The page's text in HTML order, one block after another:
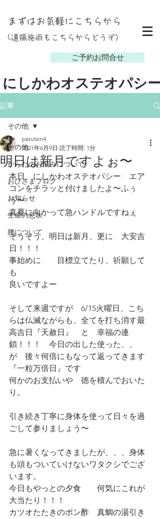
ご予約お問合せ
にしかわオステオパシー
まずはお気軽にこちらから
(遠隔施術もこちらからどうぞ）
記事
その他
からだのお悩みについて
おひさまブログ
お知らせ
生命の息吹
腰について
その他
明日は新月ですよぉ〜
paruten4
2021年6月9日 読了時間: 1分
本日、にしかわオステオパシー　エア
コンをチラッと付けましたよ〜ふぅ
う〜
真夏に向かって急ハンドルですねぇ
そうそう、明日は新月、更に　大安吉
日！！！
事始めに　　目標立てたり、祈願して
も
良いですよー
そして来週ですが　6/15火曜日、こち
らは仏滅ながらも、全てを打ち消す最
高吉日『天赦日』　と　幸福の連
鎖！！！　今日の出した使った、、
が　後々何倍にもなって返ってきます
『一粒万倍日』です
何かのお支払いや　徳を積んでおいた
り。
引き続き丁寧に身体を使って日々を過
ごして参りましょう〜
急に暑くなってきましたが、、、身体
も頭もついていけないワタクシでござ
います。
今日もやっとの夕食　　何気にこれが
大当たり！！！
カツオたたきのポン酢　真鯛の湯引き